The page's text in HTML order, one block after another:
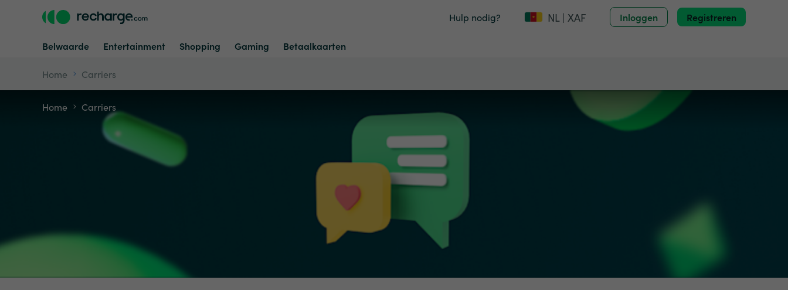
Hulp nodig? NL | XAF Inloggen Registreren
Belwaarde Entertainment Shopping Gaming Betaalkaarten
Home Carriers
Home Carriers